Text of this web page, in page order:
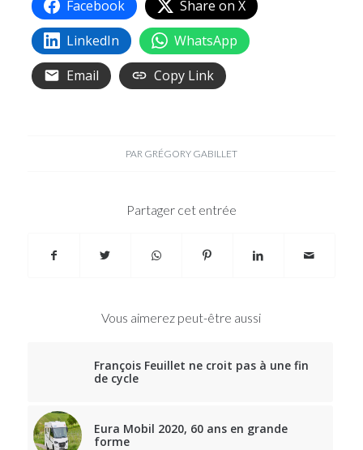
Facebook
Share on X
LinkedIn
WhatsApp
Email
Copy Link
PAR GRÉGORY GABILLET
Partager cet entrée
Vous aimerez peut-être aussi
François Feuillet ne croit pas à une fin
de cycle
Eura Mobil 2020, 60 ans en grande
forme